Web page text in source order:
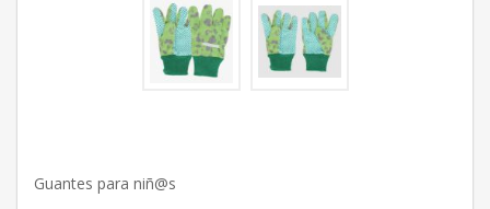
Guantes para niñ@s